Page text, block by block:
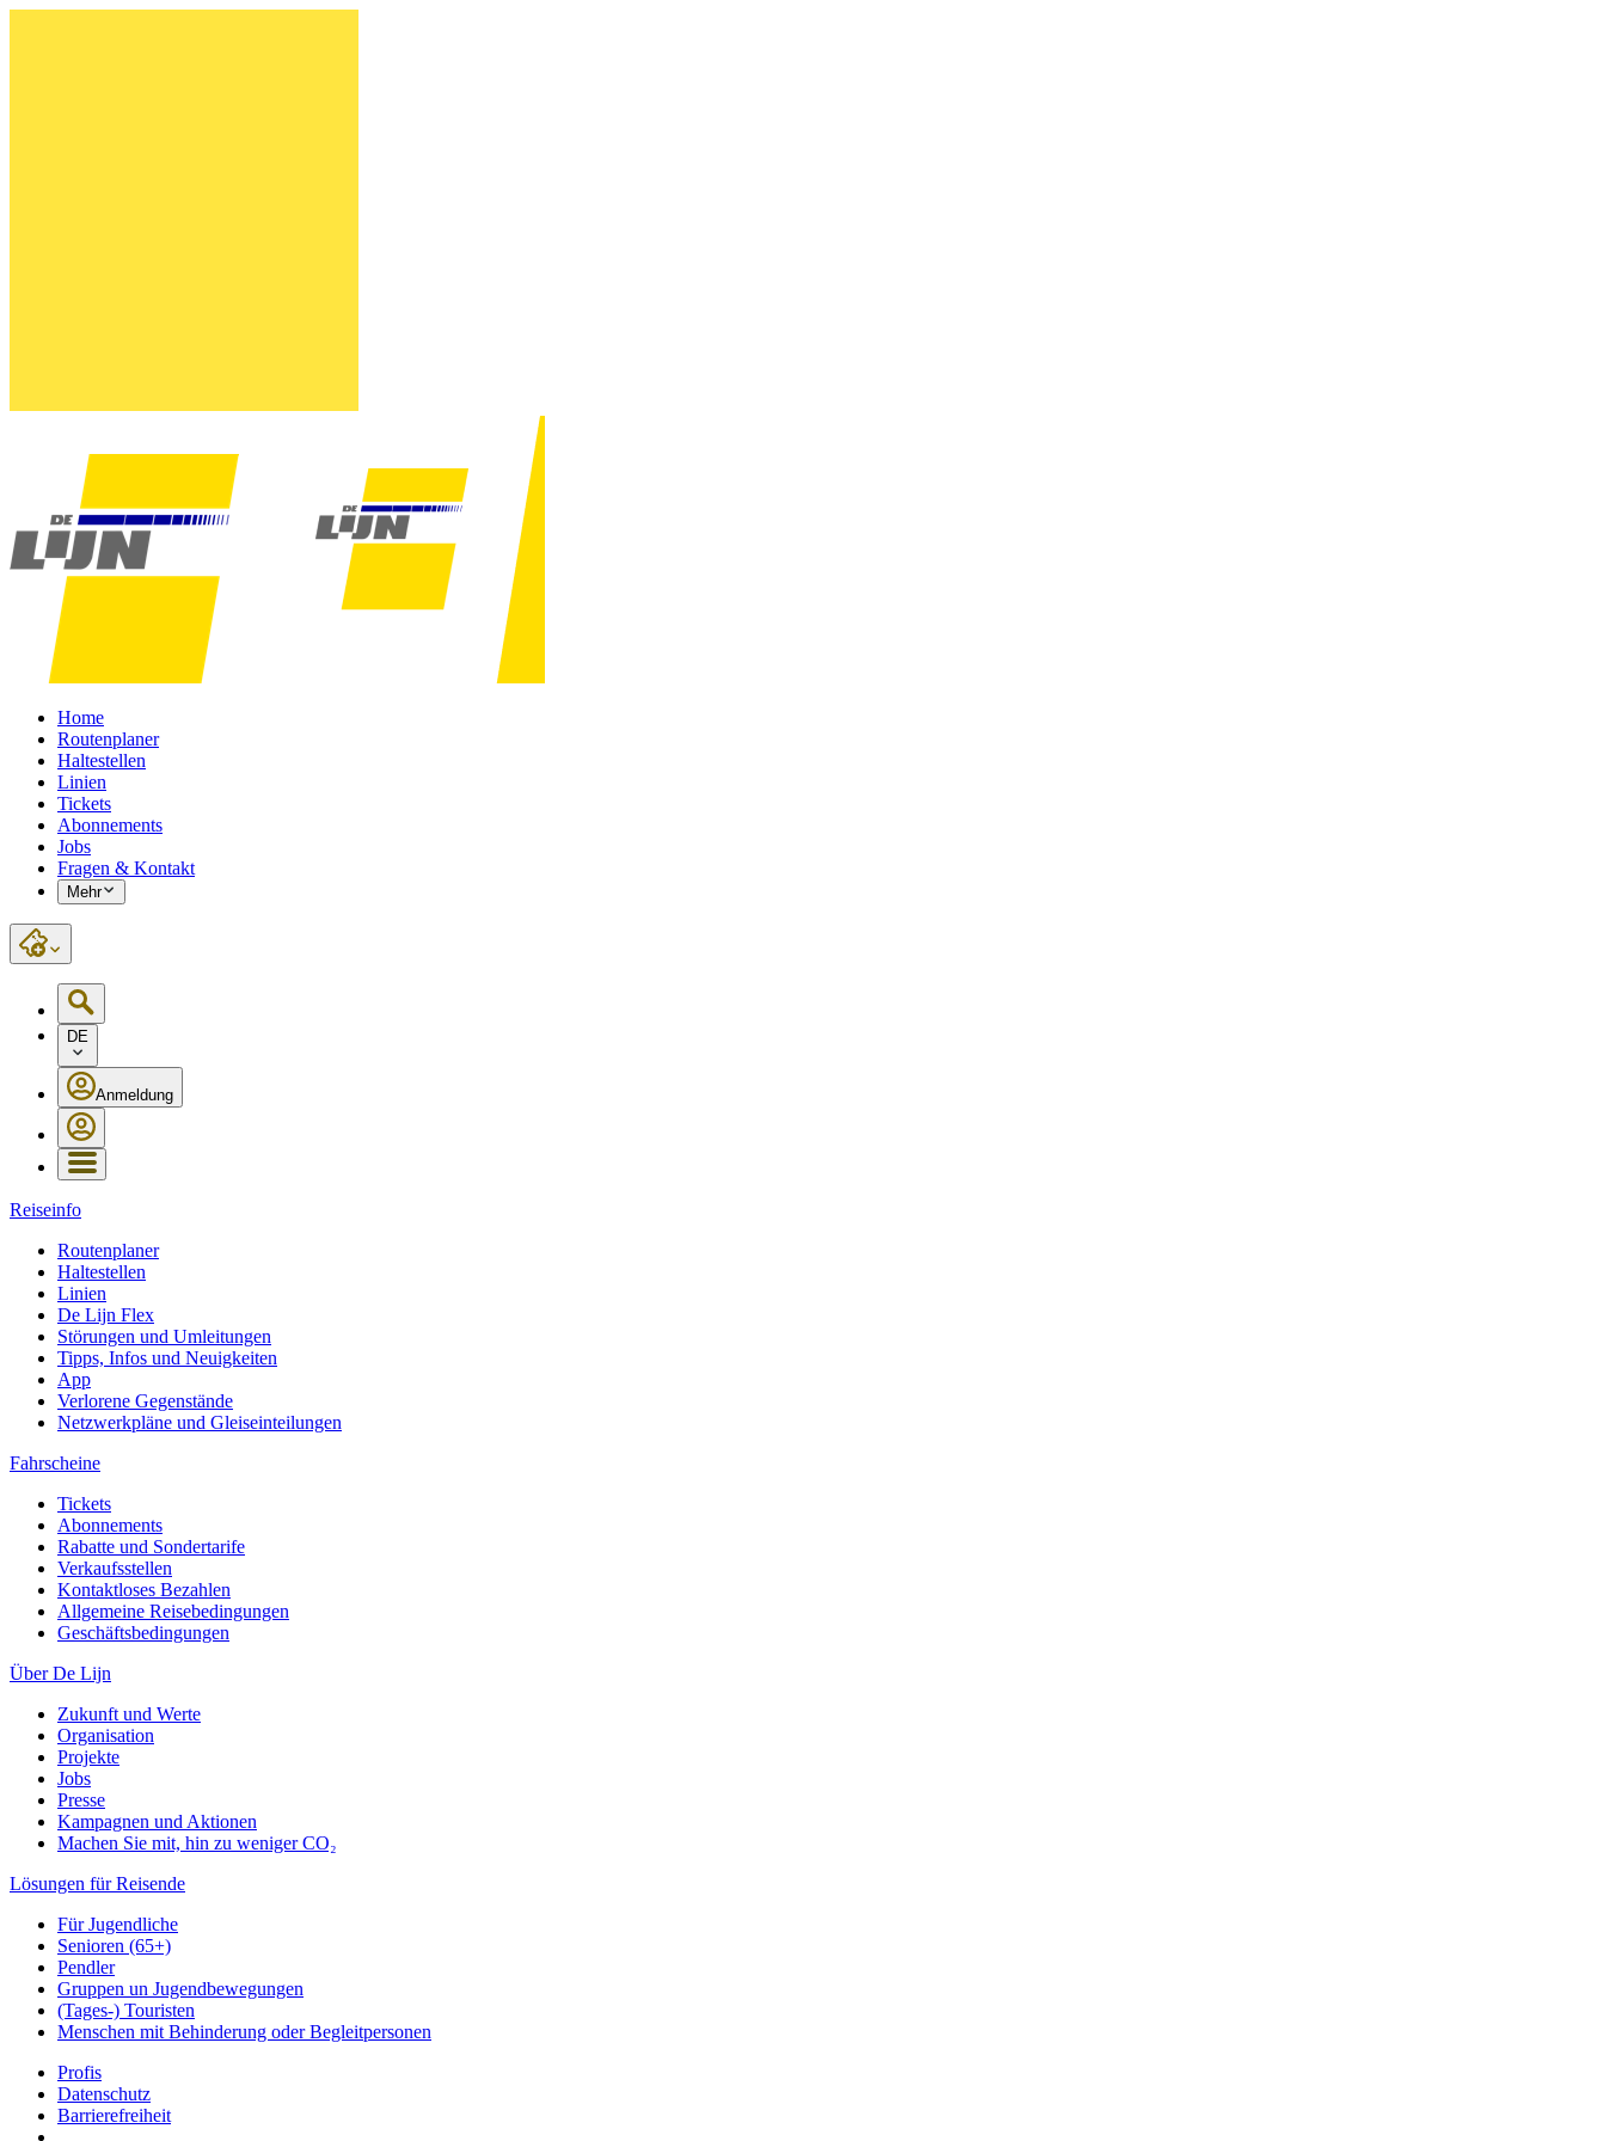
Home
Routenplaner
Haltestellen
Linien
Tickets
Abonnements
Jobs
Fragen & Kontakt
Mehr
DE
Anmeldung
Reiseinfo
Routenplaner
Haltestellen
Linien
De Lijn Flex
Störungen und Umleitungen
Tipps, Infos und Neuigkeiten
App
Verlorene Gegenstände
Netzwerkpläne und Gleiseinteilungen
Fahrscheine
Tickets
Abonnements
Rabatte und Sondertarife
Verkaufsstellen
Kontaktloses Bezahlen
Allgemeine Reisebedingungen
Geschäftsbedingungen
Über De Lijn
Zukunft und Werte
Organisation
Projekte
Jobs
Presse
Kampagnen und Aktionen
Machen Sie mit, hin zu weniger CO₂
Lösungen für Reisende
Für Jugendliche
Senioren (65+)
Pendler
Gruppen un Jugendbewegungen
(Tages-) Touristen
Menschen mit Behinderung oder Begleitpersonen
Profis
Datenschutz
Barrierefreiheit